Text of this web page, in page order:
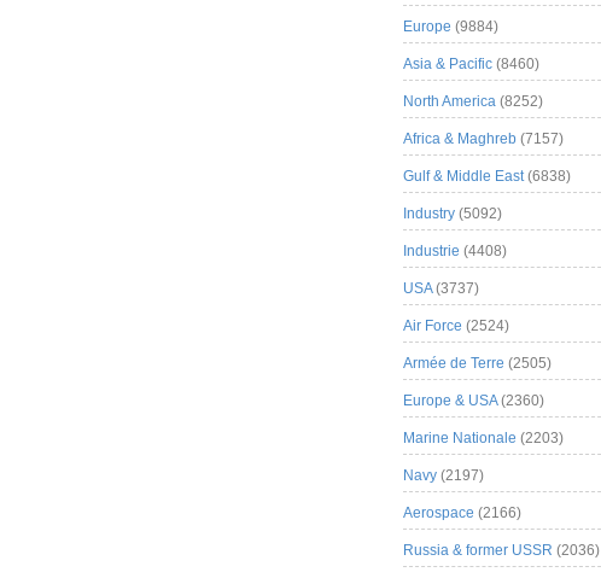
Europe (9884)
Asia & Pacific (8460)
North America (8252)
Africa & Maghreb (7157)
Gulf & Middle East(6838)
Industry (5092)
Industrie (4408)
USA(3737)
Air Force (2524)
Armée de Terre (2505)
Europe & USA(2360)
Marine Nationale (2203)
Navy (2197)
Aerospace (2166)
Russia & former USSR (2036)